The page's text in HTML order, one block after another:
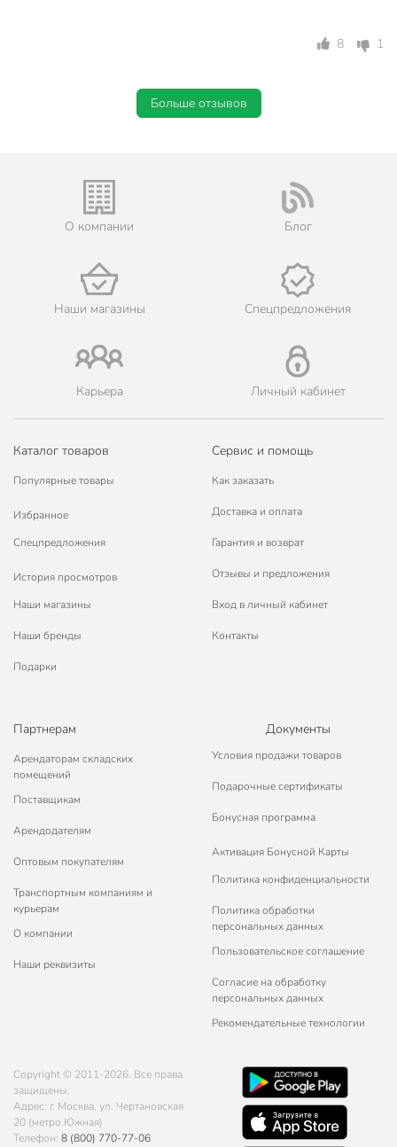
для холодного
ЦПН-15/9-25
Вес в упаковке
2.57 кг
8 1
Больше отзывов
О компании Блог
Наши магазины Спецпредложения
Карьера Личный кабинет
Каталог товаров
Популярные товары
Избранное
Спецпредложения
История просмотров
Наши магазины
Наши бренды
Подарки
Сервис и помощь
Как заказать
Доставка и оплата
Гарантия и возврат
Отзывы и предложения
Вход в личный кабинет
Контакты
Партнерам
Арендаторам складских
помещений
Поставщикам
Арендодателям
Оптовым покупателям
Транспортным компаниям и
курьерам
О компании
Наши реквизиты
Документы
Условия продажи товаров
Подарочные сертификаты
Бонусная программа
Активация Бонусной Карты
Политика конфиденциальности
Политика обработки
персональных данных
Пользовательское соглашение
Согласие на обработку
персональных данных
Рекомендательные технологии
Copyright © 2011-2026. Все права
защищены.
Адрес: г. Москва, ул. Чертановская
20 (метро Южная)
Телефон: 8 (800) 770-77-06